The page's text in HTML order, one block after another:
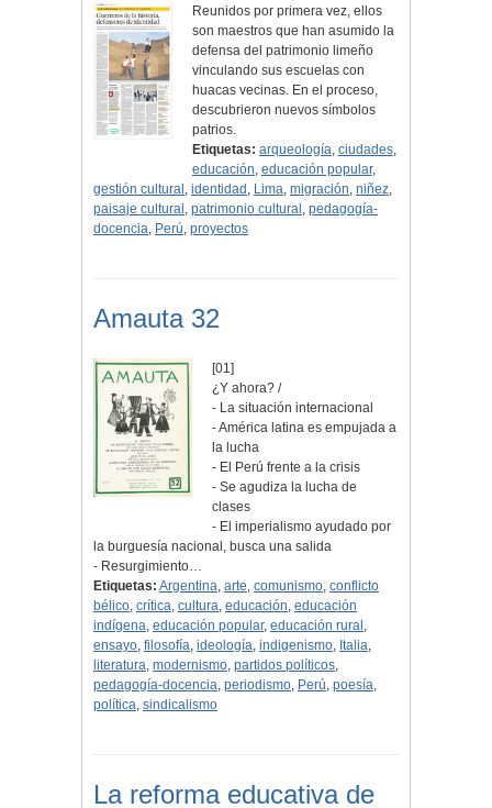
Reunidos por primera vez, ellos
son maestros que han asumido la
defensa del patrimonio limeño
vinculando sus escuelas con
huacas vecinas. En el proceso,
descubrieron nuevos símbolos
patrios.
Etiquetas: arqueología, ciudades,
educación, educación popular,
gestión cultural , identidad , Lima, migración, niñez,
paisaje cultural , patrimonio cultural , pedagogía-
docencia, Perú, proyectos
Amauta 32
[01]
¿Y ahora? /
- La situación internacional
- América latina es empujada a
la lucha
- El Perú frente a la crisis
- Se agudiza la lucha de
clases
- El imperialismo ayudado por
la burguesía nacional, busca una salida
- Resurgimiento…
Etiquetas: Argentina, arte, comunismo, conflicto
bélico, crítica, cultura, educación, educación
indígena, educación popular, educación rural ,
ensayo, filosofía, ideología, indigenismo, Italia,
literatura, modernismo, partidos políticos,
pedagogía-docencia, periodismo, Perú, poesía,
política, sindicalismo
La reforma educativa de